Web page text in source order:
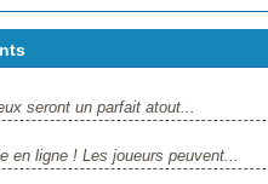
seront un parfait atout...
en ligne ! Les joueurs peuvent...